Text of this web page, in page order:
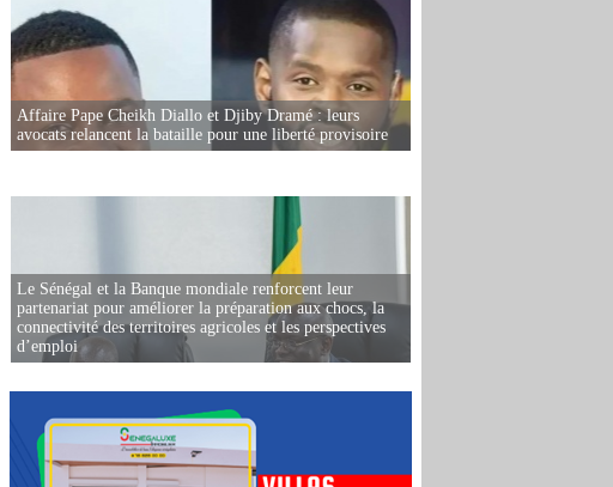
Affaire Pape Cheikh Diallo et Djiby Dramé : leurs
avocats relancent la bataille pour une liberté provisoire
Le Sénégal et la Banque mondiale renforcent leur
partenariat pour améliorer la préparation aux chocs, la
connectivité des territoires agricoles et les perspectives
d’emploi